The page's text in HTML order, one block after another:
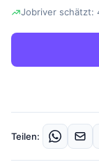
Jobriver schätzt:
Teilen: